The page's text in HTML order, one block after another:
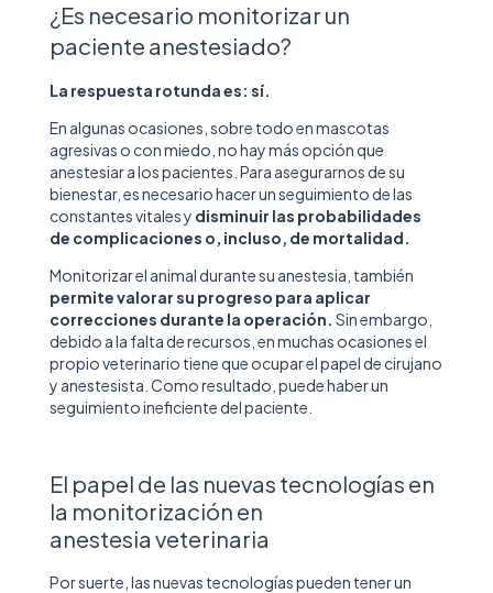
¿Es necesario monitorizar un
paciente anestesiado?
La respuesta rotunda es: sí.
En algunas ocasiones, sobre todo en mascotas
agresivas o con miedo, no hay más opción que
anestesiar a los pacientes. Para asegurarnos de su
bienestar, es necesario hacer un seguimiento de las
constantes vitales y disminuir las probabilidades
de complicaciones o, incluso, de mortalidad.
Monitorizar el animal durante su anestesia, también
permite valorar su progreso para aplicar
correcciones durante la operación. Sin embargo,
debido a la falta de recursos, en muchas ocasiones el
propio veterinario tiene que ocupar el papel de cirujano
y anestesista. Como resultado, puede haber un
seguimiento ineficiente del paciente.
El papel de las nuevas tecnologías en
la monitorización en
anestesia veterinaria
Por suerte, las nuevas tecnologías pueden tener un